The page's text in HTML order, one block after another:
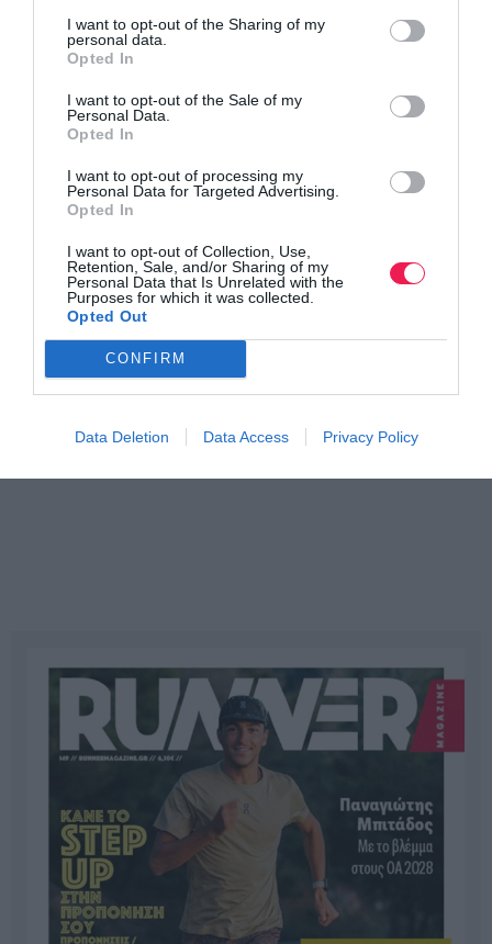
I want to opt-out of the Sharing of my
personal data.
Opted In
I want to opt-out of the Sale of my
Personal Data.
Opted In
I want to opt-out of processing my
Personal Data for Targeted Advertising.
Opted In
I want to opt-out of Collection, Use,
Retention, Sale, and/or Sharing of my
Personal Data that Is Unrelated with the
Purposes for which it was collected.
Opted Out
CONFIRM
Data Deletion Data Access Privacy Policy